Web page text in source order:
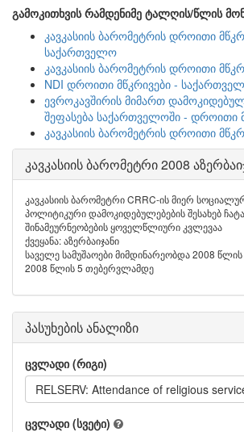
გამოკითხვის რამდენიმე ტალღის/წლის
კავკასიის ბარომეტრის დროითი
საქართველო
კავკასიის ბარომეტრის დროითი
NDI დროითი მწკრივები -
ევროკავშირის მიმართ
შეფასება საქართველოში - დროითი
კავკასიის ბარომეტრის დროითი
კავკასიის ბარომეტრი 2008
კავკასიის ბარომეტრი CRRC-ის მიერ
პოლიტიკური დამოკიდებულებების შესახებ
შინამეურნეობების ყოველწლიური კვლევაა
ქვეყანა: აზერბაიჯანი
საველე სამუშაოები მიმდინარეობდა 2008
2008 წლის 5 თებერვლამდე
პასუხების ანალიზი
ცვლადი (რიგი)
RELSERV: Attendance of religious
ცვლადი (სვეტი)